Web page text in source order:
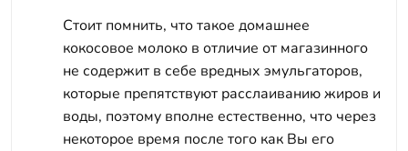
Стоит помнить, что такое домашнее
кокосовое молоко в отличие от магазинного
не содержит в себе вредных эмульгаторов,
которые препятствуют расслаиванию жиров и
воды, поэтому вполне естественно, что через
некоторое время после того как Вы его